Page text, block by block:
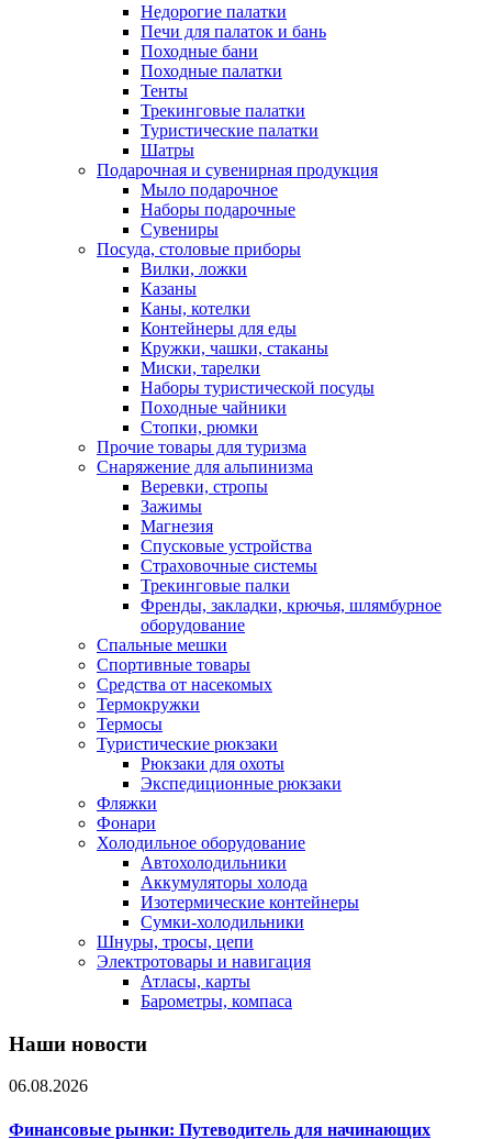
Недорогие палатки
Печи для палаток и бань
Походные бани
Походные палатки
Тенты
Трекинговые палатки
Туристические палатки
Шатры
Подарочная и сувенирная продукция
Мыло подарочное
Наборы подарочные
Сувениры
Посуда, столовые приборы
Вилки, ложки
Казаны
Каны, котелки
Контейнеры для еды
Кружки, чашки, стаканы
Миски, тарелки
Наборы туристической посуды
Походные чайники
Стопки, рюмки
Прочие товары для туризма
Снаряжение для альпинизма
Веревки, стропы
Зажимы
Магнезия
Спусковые устройства
Страховочные системы
Трекинговые палки
Френды, закладки, крючья, шлямбурное
оборудование
Спальные мешки
Спортивные товары
Средства от насекомых
Термокружки
Термосы
Туристические рюкзаки
Рюкзаки для охоты
Экспедиционные рюкзаки
Фляжки
Фонари
Холодильное оборудование
Автохолодильники
Аккумуляторы холода
Изотермические контейнеры
Сумки-холодильники
Шнуры, тросы, цепи
Электротовары и навигация
Атласы, карты
Барометры, компаса
Наши новости
06.08.2026
Финансовые рынки: Путеводитель для начинающих